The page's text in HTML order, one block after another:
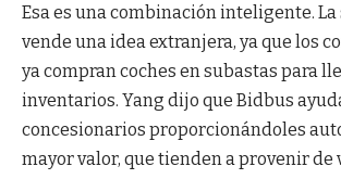
Esa es una combinación inteligente.
vende una idea extranjera, ya que los
ya compran coches en subastas para
inventarios. Yang dijo que Bidbus
concesionarios proporcionándoles
mayor valor, que tienden a provenir de